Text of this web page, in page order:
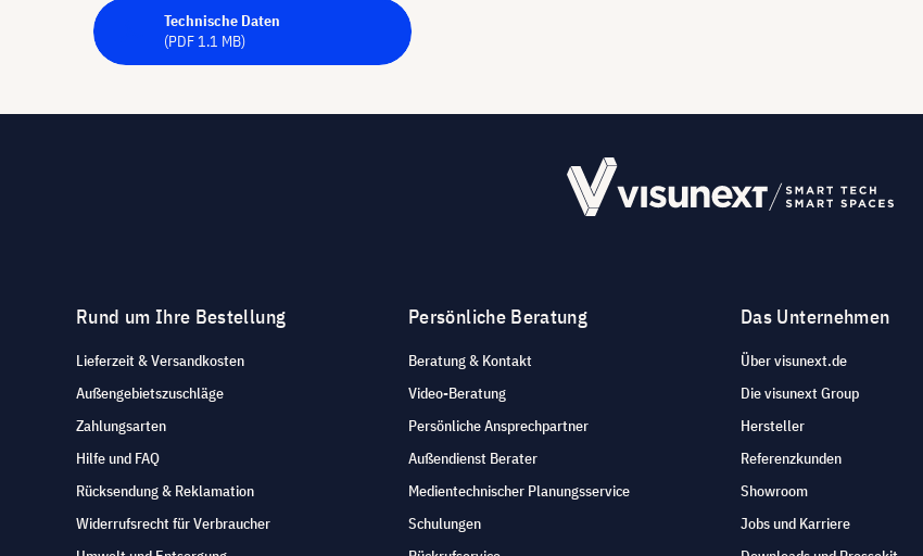
Technische Daten
(PDF 1.1 MB)
Rund um Ihre Bestellung
Lieferzeit & Versandkosten
Außengebietszuschläge
Zahlungsarten
Hilfe und FAQ
Rücksendung & Reklamation
Widerrufsrecht für Verbraucher
Persönliche Beratung
Beratung & Kontakt
Video-Beratung
Persönliche Ansprechpartner
Außendienst Berater
Medientechnischer Planungsservice
Schulungen
Das Unternehmen
Über visunext.de
Die visunext Group
Hersteller
Referenzkunden
Showroom
Jobs und Karriere